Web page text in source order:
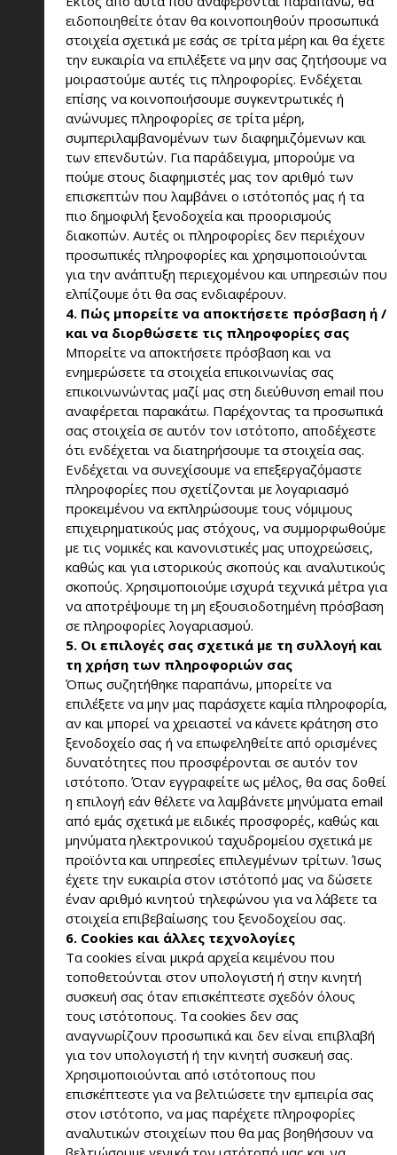
ειδοποιηθείτε όταν θα κοινοποιηθούν προσωπικά
στοιχεία σχετικά με εσάς σε τρίτα μέρη και θα έχετε
την ευκαιρία να επιλέξετε να μην σας ζητήσουμε να
μοιραστούμε αυτές τις πληροφορίες. Ενδέχεται
επίσης να κοινοποιήσουμε συγκεντρωτικές ή
ανώνυμες πληροφορίες σε τρίτα μέρη,
συμπεριλαμβανομένων των διαφημιζόμενων και
των επενδυτών. Για παράδειγμα, μπορούμε να
πούμε στους διαφημιστές μας τον αριθμό των
επισκεπτών που λαμβάνει ο ιστότοπός μας ή τα
πιο δημοφιλή ξενοδοχεία και προορισμούς
διακοπών. Αυτές οι πληροφορίες δεν περιέχουν
προσωπικές πληροφορίες και χρησιμοποιούνται
για την ανάπτυξη περιεχομένου και υπηρεσιών που
ελπίζουμε ότι θα σας ενδιαφέρουν.
4. Πώς μπορείτε να αποκτήσετε πρόσβαση ή /
και να διορθώσετε τις πληροφορίες σας
Μπορείτε να αποκτήσετε πρόσβαση και να
ενημερώσετε τα στοιχεία επικοινωνίας σας
επικοινωνώντας μαζί μας στη διεύθυνση email που
αναφέρεται παρακάτω. Παρέχοντας τα προσωπικά
σας στοιχεία σε αυτόν τον ιστότοπο, αποδέχεστε
ότι ενδέχεται να διατηρήσουμε τα στοιχεία σας.
Ενδέχεται να συνεχίσουμε να επεξεργαζόμαστε
πληροφορίες που σχετίζονται με λογαριασμό
προκειμένου να εκπληρώσουμε τους νόμιμους
επιχειρηματικούς μας στόχους, να συμμορφωθούμε
με τις νομικές και κανονιστικές μας υποχρεώσεις,
καθώς και για ιστορικούς σκοπούς και αναλυτικούς
σκοπούς. Χρησιμοποιούμε ισχυρά τεχνικά μέτρα για
να αποτρέψουμε τη μη εξουσιοδοτημένη πρόσβαση
σε πληροφορίες λογαριασμού.
5. Οι επιλογές σας σχετικά με τη συλλογή και
τη χρήση των πληροφοριών σας
Όπως συζητήθηκε παραπάνω, μπορείτε να
επιλέξετε να μην μας παράσχετε καμία πληροφορία,
αν και μπορεί να χρειαστεί να κάνετε κράτηση στο
ξενοδοχείο σας ή να επωφεληθείτε από ορισμένες
δυνατότητες που προσφέρονται σε αυτόν τον
ιστότοπο. Όταν εγγραφείτε ως μέλος, θα σας δοθεί
η επιλογή εάν θέλετε να λαμβάνετε μηνύματα email
από εμάς σχετικά με ειδικές προσφορές, καθώς και
μηνύματα ηλεκτρονικού ταχυδρομείου σχετικά με
προϊόντα και υπηρεσίες επιλεγμένων τρίτων. Ίσως
έχετε την ευκαιρία στον ιστότοπό μας να δώσετε
έναν αριθμό κινητού τηλεφώνου για να λάβετε τα
στοιχεία επιβεβαίωσης του ξενοδοχείου σας.
6. Cookies και άλλες τεχνολογίες
Τα cookies είναι μικρά αρχεία κειμένου που
τοποθετούνται στον υπολογιστή ή στην κινητή
συσκευή σας όταν επισκέπτεστε σχεδόν όλους
τους ιστότοπους. Τα cookies δεν σας
αναγνωρίζουν προσωπικά και δεν είναι επιβλαβή
για τον υπολογιστή ή την κινητή συσκευή σας.
Χρησιμοποιούνται από ιστότοπους που
επισκέπτεστε για να βελτιώσετε την εμπειρία σας
στον ιστότοπο, να μας παρέχετε πληροφορίες
αναλυτικών στοιχείων που θα μας βοηθήσουν να